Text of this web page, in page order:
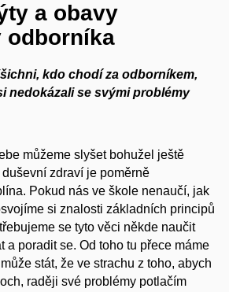
a obavy
odborníka
kdo chodí za odborníkem,
nedokázali se svými problémy
můžeme slyšet bohužel ještě
zdraví je poměrně
Pokud nás ve škole nenaučí, jak
si znalosti základních principů
se tyto věci někde naučit
a poradit se. Od toho tu přece máme
stát, že ve strachu z toho, abych
raději své problémy potlačím